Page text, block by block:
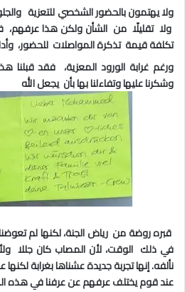
ولا يهتمون بالحضور الشخصي للتعزية
ولا تقليلًا من الشأن ولكن هذا
تكلفة قيمة تذكرة المواصلات للحضور،
ورغم غرابة الورود المعزية، فقد قبلنا
وشكرنا عليها وتفاءلنا بها بأن يجعل الله
قبره روضة من رياض الجنة، لكنها لم
في ذلك الوقت، لأن المصاب كان جللا
نألفه.إنها تجربة جديدة عشناها بغرابة
عند قوم يختلف عرفهم عن عرفنا في هذه